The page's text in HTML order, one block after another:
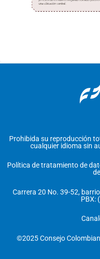
Prohibida su reproducción
cualquier idioma sin
Política de tratamiento de
Carrera 20 No. 39-52,
PBX:
©2025 Consejo